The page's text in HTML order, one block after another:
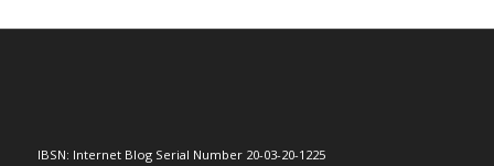
IBSN: Internet Blog Serial Number 20-03-20-1225